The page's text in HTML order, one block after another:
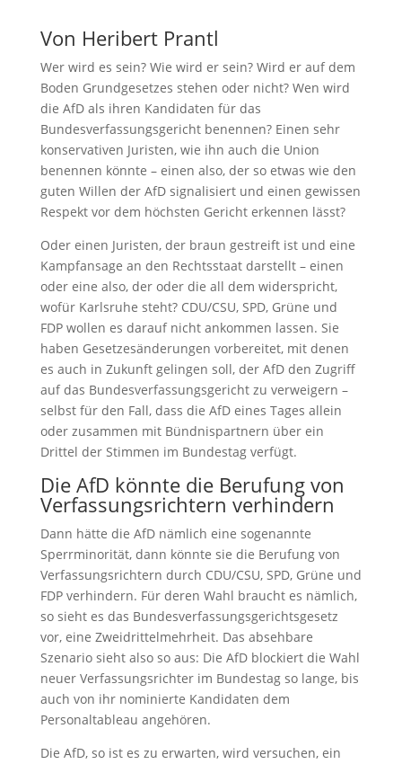
Von Heribert Prantl
Wer wird es sein? Wie wird er sein? Wird er auf dem
Boden Grundgesetzes stehen oder nicht? Wen wird
die AfD als ihren Kandidaten für das
Bundesverfassungsgericht benennen? Einen sehr
konservativen Juristen, wie ihn auch die Union
benennen könnte – einen also, der so etwas wie den
guten Willen der AfD signalisiert und einen gewissen
Respekt vor dem höchsten Gericht erkennen lässt?
Oder einen Juristen, der braun gestreift ist und eine
Kampfansage an den Rechtsstaat darstellt – einen
oder eine also, der oder die all dem widerspricht,
wofür Karlsruhe steht? CDU/CSU, SPD, Grüne und
FDP wollen es darauf nicht ankommen lassen. Sie
haben Gesetzesänderungen vorbereitet, mit denen
es auch in Zukunft gelingen soll, der AfD den Zugriff
auf das Bundesverfassungsgericht zu verweigern –
selbst für den Fall, dass die AfD eines Tages allein
oder zusammen mit Bündnispartnern über ein
Drittel der Stimmen im Bundestag verfügt.
Die AfD könnte die Berufung von
Verfassungsrichtern verhindern
Dann hätte die AfD nämlich eine sogenannte
Sperrminorität, dann könnte sie die Berufung von
Verfassungsrichtern durch CDU/CSU, SPD, Grüne und
FDP verhindern. Für deren Wahl braucht es nämlich,
so sieht es das Bundesverfassungsgerichtsgesetz
vor, eine Zweidrittelmehrheit. Das absehbare
Szenario sieht also so aus: Die AfD blockiert die Wahl
neuer Verfassungsrichter im Bundestag so lange, bis
auch von ihr nominierte Kandidaten dem
Personaltableau angehören.
Die AfD, so ist es zu erwarten, wird versuchen, ein